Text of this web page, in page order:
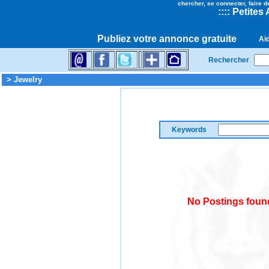
chercher, se connecter, faire
:::: Petites
Publiez votre annonce gratuite
Rechercher
> Jewelry
Keywords
No Postings